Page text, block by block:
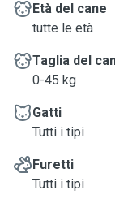
Età del cane
tutte le età
Taglia del
0-45 kg
Gatti
Tutti i tipi
Furetti
Tutti i tipi